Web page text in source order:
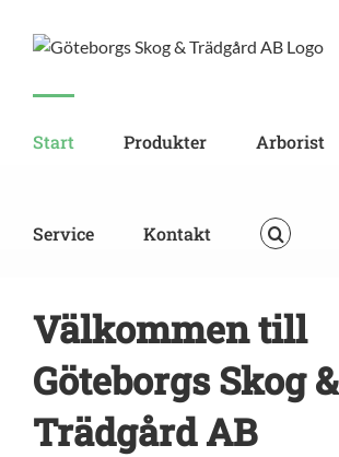
Start Produkter Arborist
Service Kontakt
Välkommen till
Göteborgs Skog &
Trädgård AB